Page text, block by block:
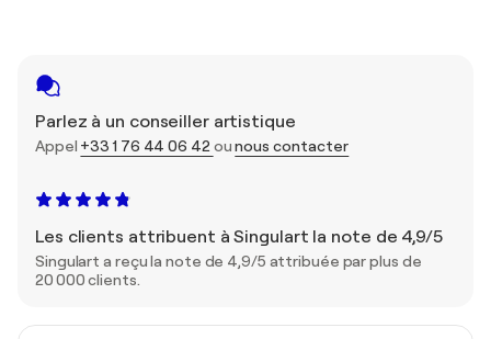
Parlez à un conseiller artistique
Appel +33 1 76 44 06 42ounous contacter
Les clients attribuent à Singulart la note de 4,9/5
Singulart a reçu la note de 4,9/5 attribuée par plus de
20 000 clients.